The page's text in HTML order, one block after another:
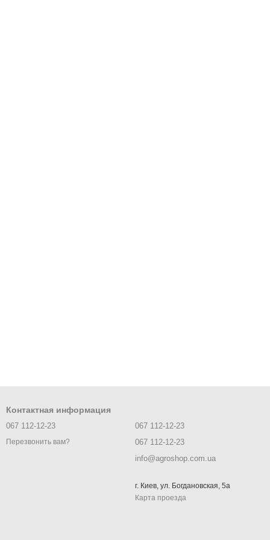
Контактная информация
067 112-12-23
Перезвонить вам?
067 112-12-23
067 112-12-23
info@agroshop.com.ua
г. Киев, ул. Богдановская, 5а
Карта проезда